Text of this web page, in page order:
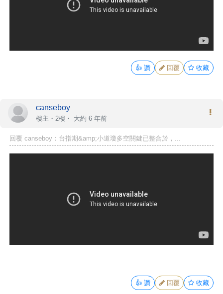
👍 讚 回覆 收藏
canseboy
樓主 ・2樓・ 大約 6 年前
回覆 canseboy：台指期&amp;小道瓊多空關鍵已整合於，...
👍 讚 回覆 收藏